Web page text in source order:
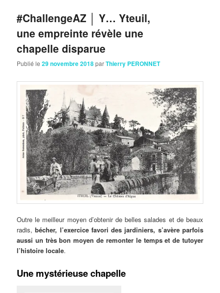
#ChallengeAZ │ Y… Yteuil,
une empreinte révèle une
chapelle disparue
Publié le29 novembre 2018parThierry PERONNET
Outre le meilleur moyen d’obtenir de belles salades et de beaux
radis,bécher, l’exercice favori des jardiniers, s’avère parfois
aussi un très bon moyen de remonter le temps et de tutoyer
l’histoire locale.
Une mystérieuse chapelle